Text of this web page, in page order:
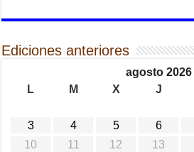
Ediciones anteriores
agosto 2026
L
M X J
3
4 5 6
10
11 12 13